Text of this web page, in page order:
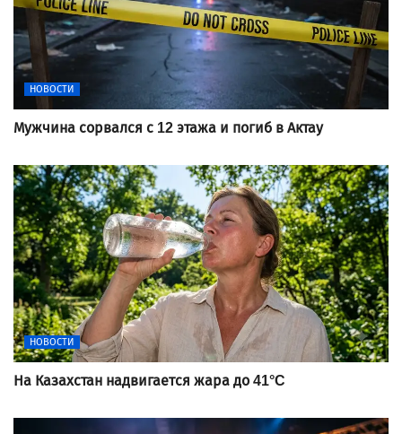
НОВОСТИ
Мужчина сорвался с 12 этажа и погиб в Актау
НОВОСТИ
На Казахстан надвигается жара до 41°C